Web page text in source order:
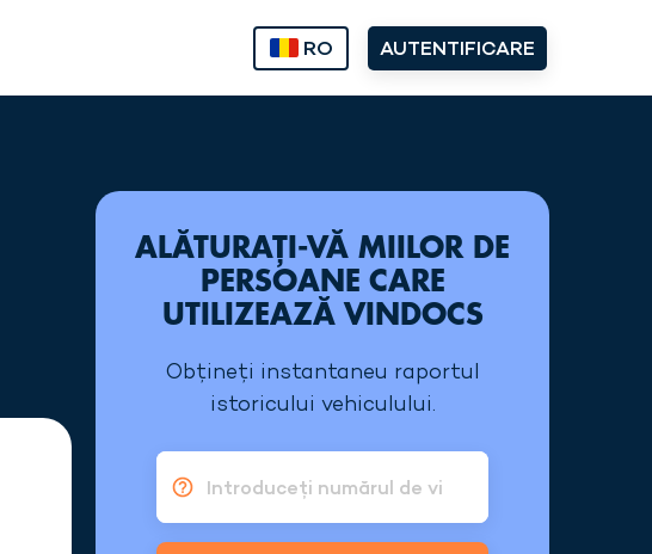
RO AUTENTIFICARE
ALĂTURAȚI-VĂ MIILOR DE
PERSOANE CARE
UTILIZEAZĂ VINDOCS
Obțineți instantaneu raportul
istoricului vehiculului.
Introduceți numărul de vin